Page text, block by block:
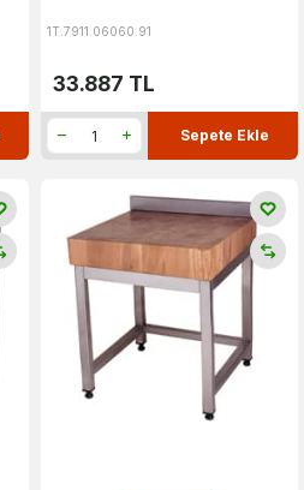
1T.7911.06060.91
33.887 TL
Sepete Ekle